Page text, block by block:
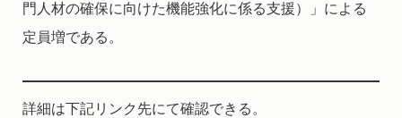
門人材の確保に向けた機能強化に係る支援）」による
定員増である。
詳細は下記リンク先にて確認できる。